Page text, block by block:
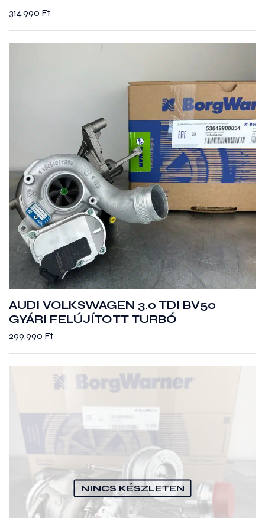
314.990 Ft
AUDI VOLKSWAGEN 3.0 TDI BV50
GYÁRI FELÚJÍTOTT TURBÓ
299.990 Ft
NINCS KÉSZLETEN